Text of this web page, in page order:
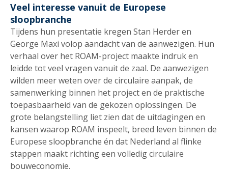
Veel interesse vanuit de Europese
sloopbranche
Tijdens hun presentatie kregen Stan Herder en
George Maxi volop aandacht van de aanwezigen. Hun
verhaal over het ROAM-project maakte indruk en
leidde tot veel vragen vanuit de zaal. De aanwezigen
wilden meer weten over de circulaire aanpak, de
samenwerking binnen het project en de praktische
toepasbaarheid van de gekozen oplossingen. De
grote belangstelling liet zien dat de uitdagingen en
kansen waarop ROAM inspeelt, breed leven binnen de
Europese sloopbranche én dat Nederland al flinke
stappen maakt richting een volledig circulaire
bouweconomie.